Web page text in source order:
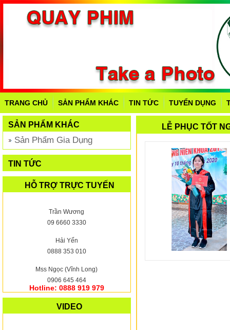
TRANG CHỦ SẢN PHẨM KHÁC TIN TỨC TUYỂN DỤNG
SẢN PHẨM KHÁC
Sản Phẩm Gia Dụng
TIN TỨC
HỖ TRỢ TRỰC TUYẾN
Trần Wương
09 6660 3330
Hải Yến
0888 353 010
Mss Ngọc (Vĩnh Long)
0906 645 464
Hotline: 0888 919 979
VIDEO
LỄ PHỤC TỐT